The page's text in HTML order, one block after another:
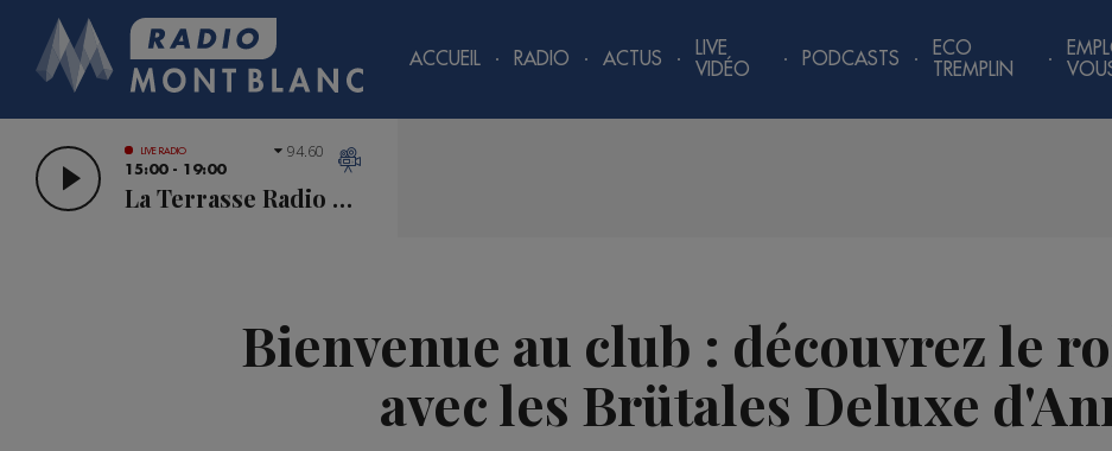
ACCUEIL RADIO ACTUS
LIVE
VIDÉO
PODCASTS
ECO
TREMPLIN
LIVE RADIO
15:00 - 19:00
La Terrasse Radio Mont Blanc
94.60
Bienvenue au club : découvrez le
avec les Brütales Deluxe